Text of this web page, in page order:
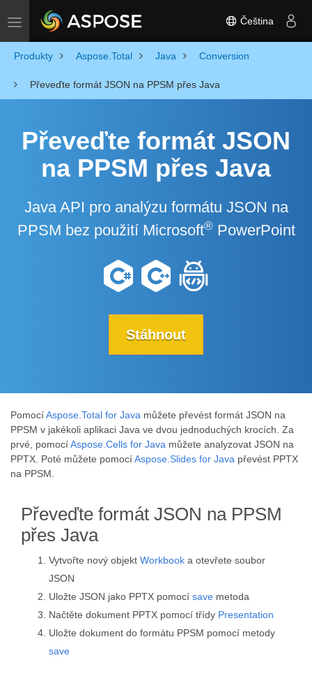
Toggle navigation Čeština
Produkty Aspose.Total Java Conversion
Převeďte formát JSON na PPSM přes Java
Převeďte formát JSON
na PPSM přes Java
Java API pro analýzu formátu JSON na
PPSM bez použití Microsoft®PowerPoint
Stáhnout
PomocíAspose.Total for Java můžete převést formát JSON na
PPSM v jakékoli aplikaci Java ve dvou jednoduchých krocích. Za
prvé, pomocíAspose.Cells for Java můžete analyzovat JSON na
PPTX. Poté můžete pomocíAspose.Slides for Java převést PPTX
na PPSM.
Převeďte formát JSON na PPSM
přes Java
Vytvořte nový objekt Workbook a otevřete soubor
JSON
Uložte JSON jako PPTX pomocí save metoda
Načtěte dokument PPTX pomocí třídy Presentation
Uložte dokument do formátu PPSM pomocí metody
save